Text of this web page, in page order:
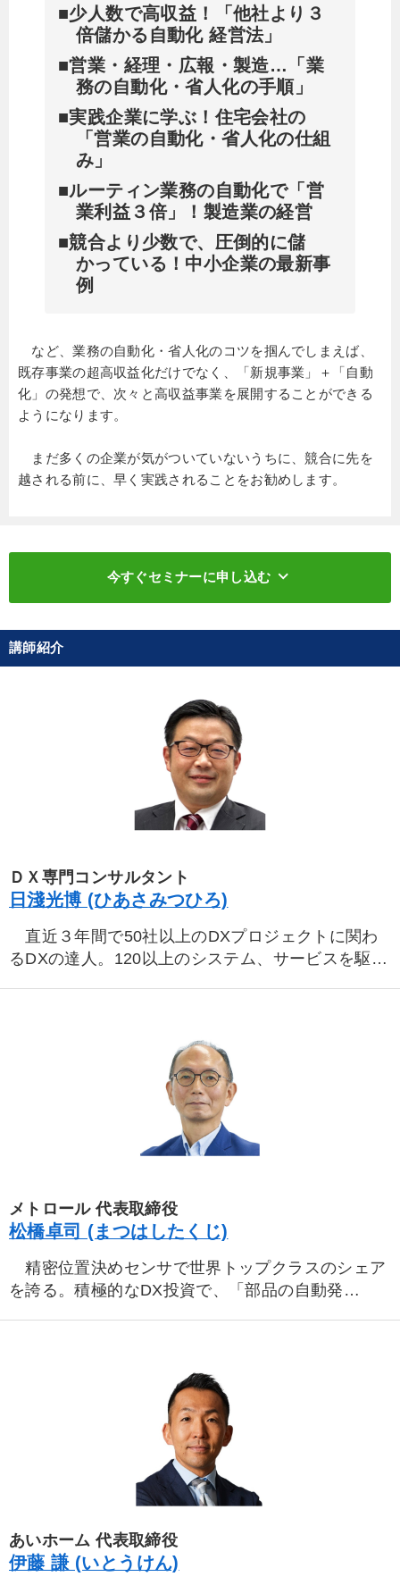
■少人数で高収益！「他社より３
倍儲かる自動化 経営法」
■営業・経理・広報・製造…「業
務の自動化・省人化の手順」
■実践企業に学ぶ！住宅会社の
「営業の自動化・省人化の仕組
み」
■ルーティン業務の自動化で「営
業利益３倍」！製造業の経営
■競合より少数で、圧倒的に儲
かっている！中小企業の最新事
例
など、業務の自動化・省人化のコツを掴んでしまえば、
既存事業の超高収益化だけでなく、「新規事業」＋「自動
化」の発想で、次々と高収益事業を展開することができる
ようになります。
まだ多くの企業が気がついていないうちに、競合に先を
越される前に、早く実践されることをお勧めします。
今すぐセミナーに申し込む keyboard_arrow_down
講師紹介
ＤＸ専門コンサルタント
日淺光博 (ひあさみつひろ)
直近３年間で50社以上のDXプロジェクトに関わ
るDXの達人。120以上のシステム、サービスを駆使
メトロール 代表取締役
松橋卓司 (まつはしたくじ)
精密位置決めセンサで世界トップクラスのシェア
を誇る。積極的なDX投資で、「部品の自動発
あいホーム 代表取締役
伊藤 謙 (いとうけん)